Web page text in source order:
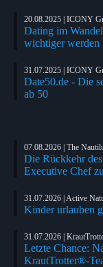
20.08.2025 | ICONY
Dating im
wichtiger werden
31.07.2025 | ICONY
Date50.de - Die
ab 50
07.08.2026 | The
Die Rückkehr
Executive Chef
31.07.2026 | Active
Kinder urlauben
31.07.2026 |
Letzte Chance:
KrautTrotter®-